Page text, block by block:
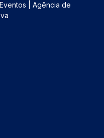
| Agência de